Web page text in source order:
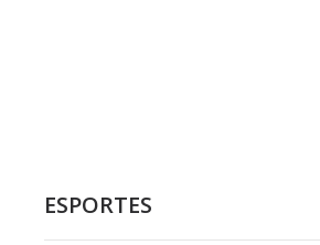
ESPORTES